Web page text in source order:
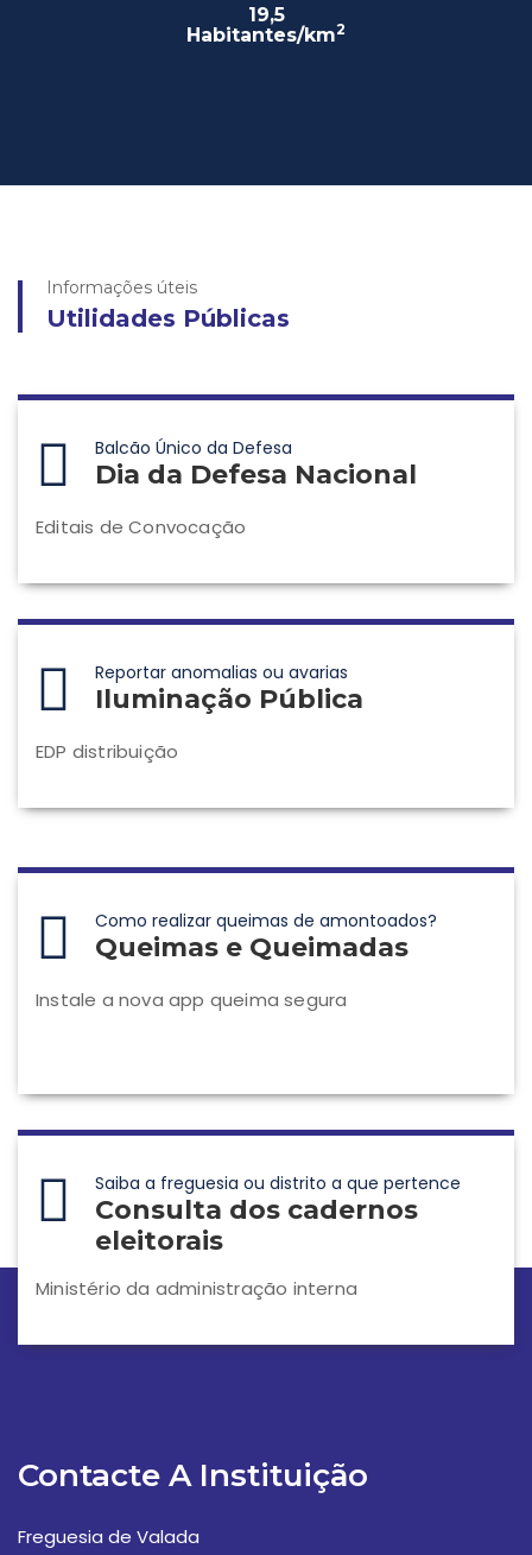
19,5
Habitantes/km2
Informações úteis
Utilidades Públicas
Balcão Único da Defesa
Dia da Defesa Nacional
Editais de Convocação
Reportar anomalias ou avarias
Iluminação Pública
EDP distribuição
Como realizar queimas de amontoados?
Queimas e Queimadas
Instale a nova app queima segura
Saiba a freguesia ou distrito a que pertence
Consulta dos cadernos
eleitorais
Ministério da administração interna
Contacte A Instituição
Freguesia de Valada